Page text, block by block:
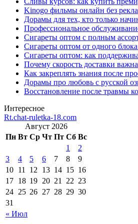
Kinogo фильмы онлайн без
Дорамы для тех, кто только
Профессиональное
Сигареты оптом с полным
Сигареты оптом от одного
Сигареты оптом: как
Почему скорость доставки
Как закреплять знания после
Дорамы про любовь с русской
Восстановление после травмы
Интересное
Rt.chat-ruletka-18.com
Август 2026
Пн Вт Ср Чт Пт Сб Вс
« Июл
1
2
3
4 5 6 7 8
9
10 11 12 13 14 15 16
17 18 19 20 21 22 23
24 25 26 27 28 29 30
31